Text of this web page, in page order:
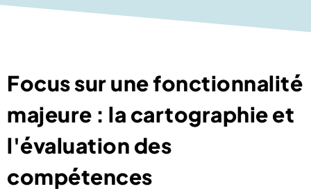
Focus sur une fonctionnalité
majeure : la cartographie et
l'évaluation des
compétences